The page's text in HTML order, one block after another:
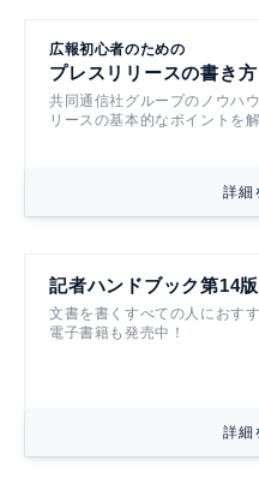
広報初心者のための
プレスリリースの書き方
共同通信社グループのノウハ
リースの基本的なポイントを解
詳細
記者ハンドブック第14版
文書を書くすべての人におすす
電子書籍も発売中！
詳細